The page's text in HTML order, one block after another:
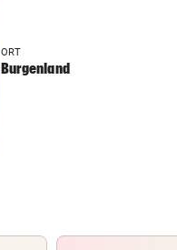
ORT
Burgenland